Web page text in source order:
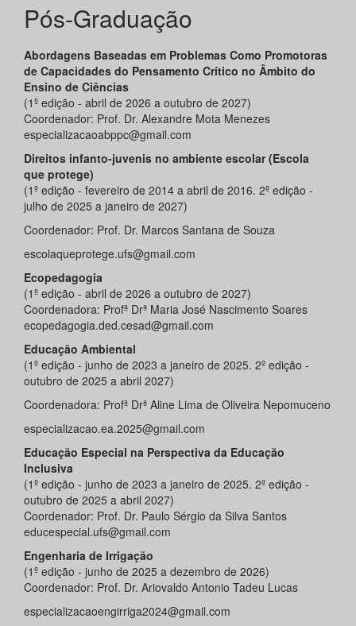
Pós-Graduação
Abordagens Baseadas em Problemas Como Promotoras
de Capacidades do Pensamento Crítico no Âmbito do
Ensino de Ciências
(1º edição - abril de 2026 a outubro de 2027)
Coordenador: Prof. Dr. Alexandre Mota Menezes
especializacaoabppc@gmail.com
Direitos infanto-juvenis no ambiente escolar (Escola
que protege)
(1º edição - fevereiro de 2014 a abril de 2016. 2º edição -
julho de 2025 a janeiro de 2027)
Coordenador: Prof. Dr. Marcos Santana de Souza
escolaqueprotege.ufs@gmail.com
Ecopedagogia
(1º edição - abril de 2026 a outubro de 2027)
Coordenadora: Profª Drª Maria José Nascimento Soares
ecopedagogia.ded.cesad@gmail.com
Educação Ambiental
(1º edição - junho de 2023 a janeiro de 2025. 2º edição -
outubro de 2025 a abril 2027)
Coordenadora: Profª Drª Aline Lima de Oliveira Nepomuceno
especializacao.ea.2025@gmail.com
Educação Especial na Perspectiva da Educação
Inclusiva
(1º edição - junho de 2023 a janeiro de 2025. 2º edição -
outubro de 2025 a abril 2027)
Coordenador: Prof. Dr. Paulo Sérgio da Silva Santos
educespecial.ufs@gmail.com
Engenharia de Irrigação
(1º edição - junho de 2025 a dezembro de 2026)
Coordenador: Prof. Dr. Ariovaldo Antonio Tadeu Lucas
especializacaoengirriga2024@gmail.com